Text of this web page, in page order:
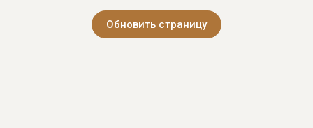
Обновить страницу